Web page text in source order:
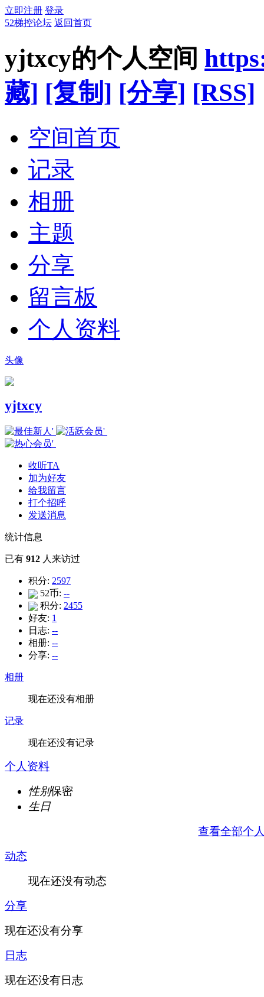
立即注册 登录
52梯控论坛 返回首页
yjtxcy的个人空间
藏] [复制] [分享] [RSS]
空间首页
记录
相册
主题
分享
留言板
个人资料
头像
yjtxcy
收听TA
加为好友
给我留言
打个招呼
发送消息
统计信息
已有 912 人来访过
积分: 2597
52币: --
积分: 2455
好友: 1
日志: --
相册: --
分享: --
相册
现在还没有相册
记录
现在还没有记录
个人资料
性别保密
生日
查看全部个
动态
现在还没有动态
分享
现在还没有分享
日志
现在还没有日志